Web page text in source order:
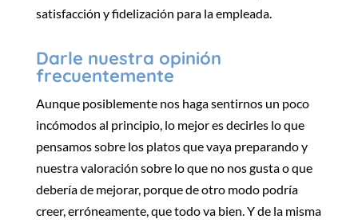
satisfacción y fidelización para la empleada.
Darle nuestra opinión
frecuentemente
Aunque posiblemente nos haga sentirnos un poco
incómodos al principio, lo mejor es decirles lo que
pensamos sobre los platos que vaya preparando y
nuestra valoración sobre lo que no nos gusta o que
debería de mejorar, porque de otro modo podría
creer, erróneamente, que todo va bien. Y de la misma